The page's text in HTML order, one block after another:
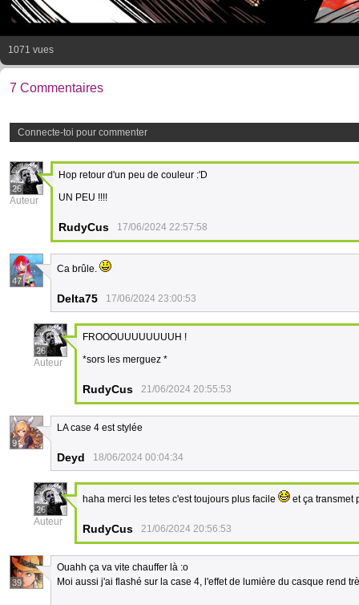
1071 vues
7 Commentaires
Connecte-toi pour commenter
26
Auteur
Hop retour d'un peu de couleur :'D
UN PEU !!!!
RudyCus 17/06/2024 22:57:58
47
Ca brûle.
Delta75 17/06/2024 23:00:53
26
Auteur
FROOOUUUUUUUUH !
*sors les merguez *
RudyCus 21/06/2024 20:55:53
9
LA case 4 est stylée
Deyd 18/06/2024 00:04:34
26
Auteur
haha merci les tetes c'est toujours plus facile et ça transmet
RudyCus 21/06/2024 20:56:53
39
Ouahh ça va vite chauffer là :o
Moi aussi j'ai flashé sur la case 4, l'effet de lumière du casque rend